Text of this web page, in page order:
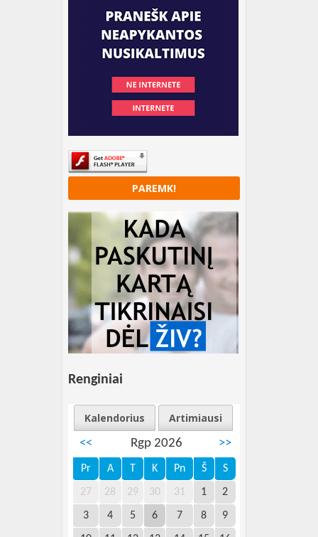
PAREMK!
Renginiai
Kalendorius
Artimiausi
<<
Rgp 2026 >>
Pr A T K Pn Š S
27 28 29 30 31 1 2
3 4 5 6 7 8 9